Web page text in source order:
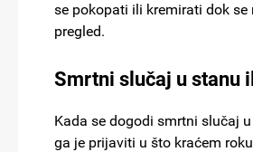
se pokopati ili kremirati dok se
pregled.
Smrtni slučaj u stanu
Kada se dogodi smrtni slučaj
ga je prijaviti u što kraćem